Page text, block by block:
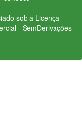
sob a Licença
- SemDerivações